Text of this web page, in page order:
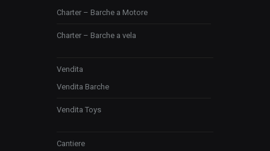
Charter – Barche a Motore
Charter – Barche a vela
Vendita
Vendita Barche
Vendita Toys
Cantiere